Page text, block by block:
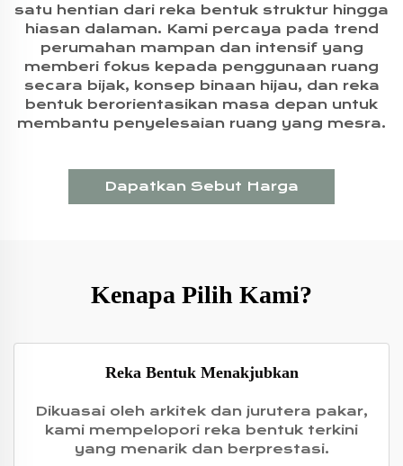
satu hentian dari reka bentuk struktur hingga
hiasan dalaman. Kami percaya pada trend
perumahan mampan dan intensif yang
memberi fokus kepada penggunaan ruang
secara bijak, konsep binaan hijau, dan reka
bentuk berorientasikan masa depan untuk
membantu penyelesaian ruang yang mesra.
Dapatkan Sebut Harga
Kenapa Pilih Kami?
Reka Bentuk Menakjubkan
Dikuasai oleh arkitek dan jurutera pakar,
kami mempelopori reka bentuk terkini
yang menarik dan berprestasi.